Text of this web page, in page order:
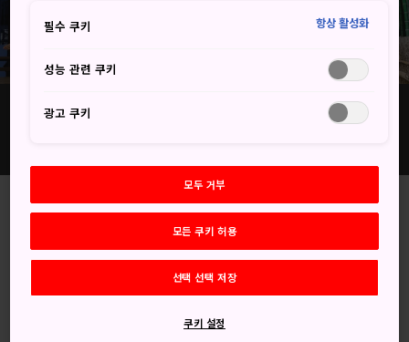
일본의 고도로서 세련된 문화와 미식, 예쁜 시골 풍경 등 세계적으로 유
간사이 지역은 볼 것도 할 것도 많은 곳입
니다. 환상적인 밤놀이 문화를 즐길 수도
있고, 절과 신사에서 마음의 평화를 얻거
나 영혼을 찾아 순례길에 오를 수도 있습
필수 쿠키 항상 활성화
성능 관련 쿠키
광고 쿠키
모두 거부
모든 쿠키 허용
선택 선택 저장
쿠키 설정